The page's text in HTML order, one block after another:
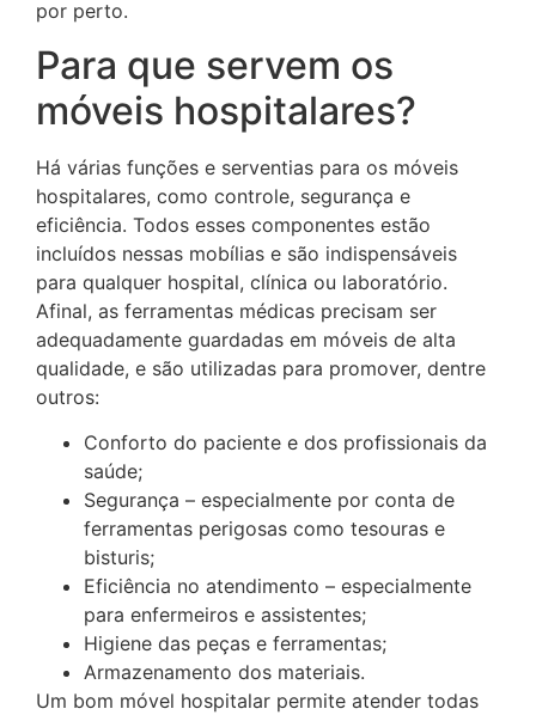
por perto.
Para que servem os
móveis hospitalares?
Há várias funções e serventias para os móveis
hospitalares, como controle, segurança e
eficiência. Todos esses componentes estão
incluídos nessas mobílias e são indispensáveis
para qualquer hospital, clínica ou laboratório.
Afinal, as ferramentas médicas precisam ser
adequadamente guardadas em móveis de alta
qualidade, e são utilizadas para promover, dentre
outros:
Conforto do paciente e dos profissionais da
saúde;
Segurança – especialmente por conta de
ferramentas perigosas como tesouras e
bisturis;
Eficiência no atendimento – especialmente
para enfermeiros e assistentes;
Higiene das peças e ferramentas;
Armazenamento dos materiais.
Um bom móvel hospitalar permite atender todas